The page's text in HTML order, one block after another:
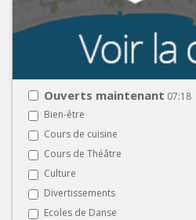
Ouverts maintenant 07:18
Bien-être
Cours de cuisine
Cours de Théâtre
Culture
Divertissements
Ecoles de Danse